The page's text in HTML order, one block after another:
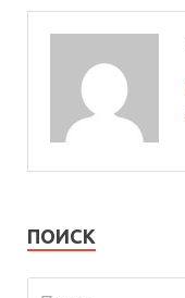
ПОИСК